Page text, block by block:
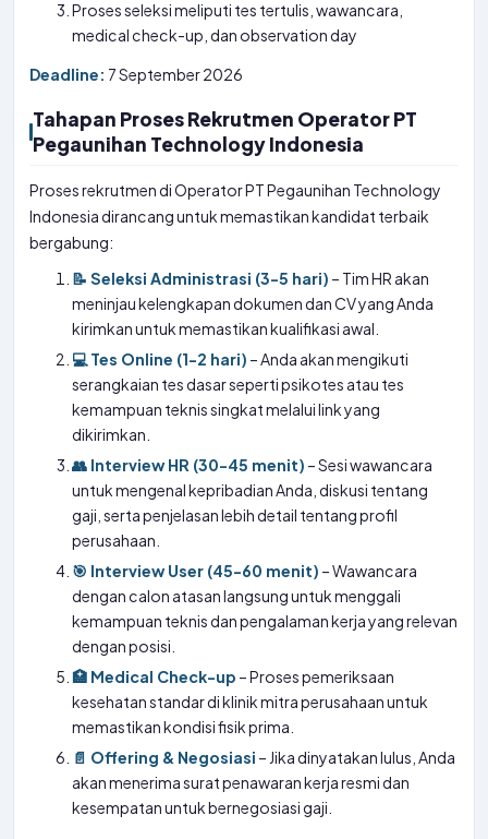
Proses seleksi meliputi tes tertulis, wawancara,
medical check-up, dan observation day
Deadline: 7 September 2026
Tahapan Proses Rekrutmen Operator PT
Pegaunihan Technology Indonesia
Proses rekrutmen di Operator PT Pegaunihan Technology
Indonesia dirancang untuk memastikan kandidat terbaik
bergabung:
📝 Seleksi Administrasi (3-5 hari) – Tim HR akan
meninjau kelengkapan dokumen dan CV yang Anda
kirimkan untuk memastikan kualifikasi awal.
💻 Tes Online (1-2 hari) – Anda akan mengikuti
serangkaian tes dasar seperti psikotes atau tes
kemampuan teknis singkat melalui link yang
dikirimkan.
👥 Interview HR (30-45 menit) – Sesi wawancara
untuk mengenal kepribadian Anda, diskusi tentang
gaji, serta penjelasan lebih detail tentang profil
perusahaan.
🎯 Interview User (45-60 menit) – Wawancara
dengan calon atasan langsung untuk menggali
kemampuan teknis dan pengalaman kerja yang relevan
dengan posisi.
🏥 Medical Check-up – Proses pemeriksaan
kesehatan standar di klinik mitra perusahaan untuk
memastikan kondisi fisik prima.
📄 Offering & Negosiasi – Jika dinyatakan lulus, Anda
akan menerima surat penawaran kerja resmi dan
kesempatan untuk bernegosiasi gaji.